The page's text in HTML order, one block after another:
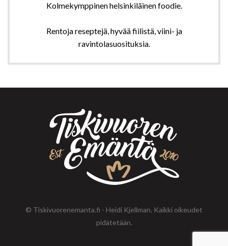
Kolmekymppinen helsinkiläinen foodie.
Rentoja reseptejä, hyvää fiilistä, viini- ja
ravintolasuosituksia.
© Tiskivuorenemanta.fi - Heidi Kjellman. Kaikki oikeudet
pidätetään.